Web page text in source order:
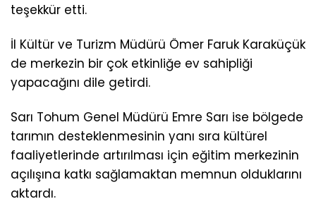
teşekkür etti.
İl Kültür ve Turizm Müdürü Ömer Faruk Karaküçük
de merkezin bir çok etkinliğe ev sahipliği
yapacağını dile getirdi.
Sarı Tohum Genel Müdürü Emre Sarı ise bölgede
tarımın desteklenmesinin yanı sıra kültürel
faaliyetlerinde artırılması için eğitim merkezinin
açılışına katkı sağlamaktan memnun olduklarını
aktardı.